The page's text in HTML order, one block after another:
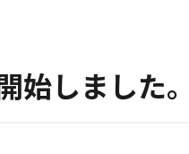
しました。